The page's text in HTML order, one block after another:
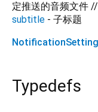
定推送的音频文件
subtitle - 子标题
Typedefs